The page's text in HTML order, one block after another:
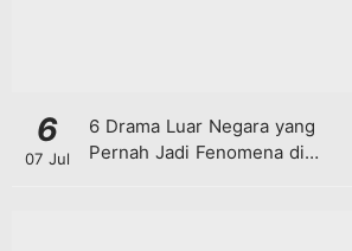
6
07 Jul
6 Drama Luar Negara yang
Pernah Jadi Fenomena di